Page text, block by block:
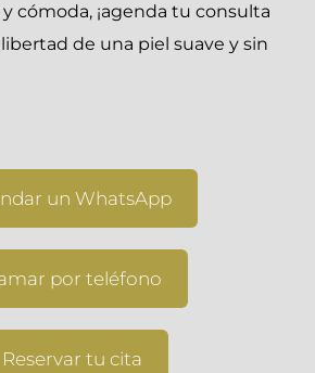
cómoda, ¡agenda tu consulta
de una piel suave y sin
un WhatsApp
por teléfono
Reservar tu cita